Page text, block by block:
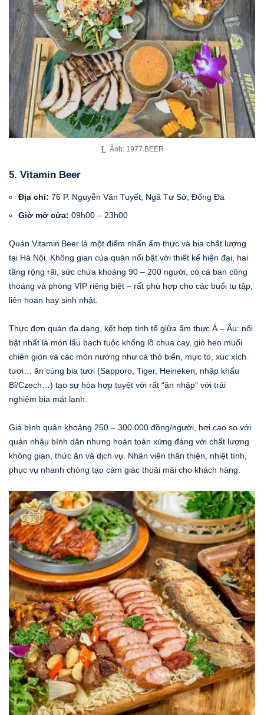
Ảnh: 1977.BEER
5. Vitamin Beer
Địa chỉ: 76 P. Nguyễn Văn Tuyết, Ngã Tư Sở, Đống Đa
Giờ mở cửa: 09h00 – 23h00
Quán Vitamin Beer là một điểm nhấn ẩm thực và bia chất lượng
tại Hà Nội. Không gian của quán nổi bật với thiết kế hiện đại, hai
tầng rộng rãi, sức chứa khoảng 90 – 200 người, có cả ban công
thoáng và phòng VIP riêng biệt – rất phù hợp cho các buổi tụ tập,
liên hoan hay sinh nhật.
Thực đơn quán đa dạng, kết hợp tinh tế giữa ẩm thực Á – Âu: nổi
bật nhất là món lẩu bạch tuộc khổng lồ chua cay, giò heo muối
chiên giòn và các món nướng như cá thỏ biển, mực to, xúc xích
tươi… ăn cùng bia tươi (Sapporo, Tiger, Heineken, nhập khẩu
Bỉ/Czech…) tạo sự hòa hợp tuyệt vời rất “ăn nhập” với trải
nghiệm bia mát lạnh.
Giá bình quân khoảng 250 – 300.000 đồng/người, hơi cao so với
quán nhậu bình dân nhưng hoàn toàn xứng đáng với chất lượng
không gian, thức ăn và dịch vụ. Nhân viên thân thiện, nhiệt tình,
phục vụ nhanh chóng tạo cảm giác thoải mái cho khách hàng.